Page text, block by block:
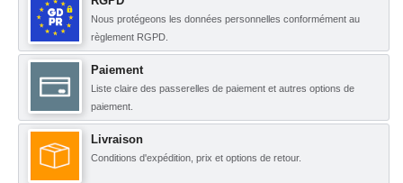
Nous protégeons les données personnelles conformément au
règlement RGPD.
Paiement
Liste claire des passerelles de paiement et autres options de
paiement.
Livraison
Conditions d'expédition, prix et options de retour.